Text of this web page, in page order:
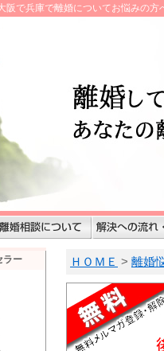
で兵庫で離婚についてお悩みの
ＨＯＭＥ > 離婚
ラー